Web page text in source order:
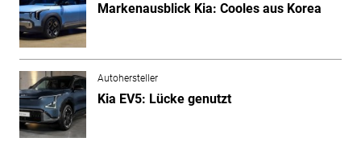
Markenausblick Kia: Cooles aus Korea
Autohersteller
Kia EV5: Lücke genutzt